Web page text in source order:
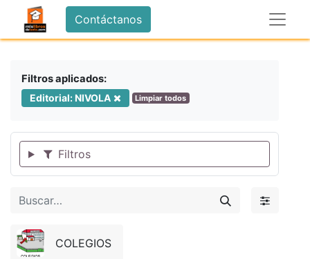
Contáctanos
Filtros aplicados:
Editorial: NIVOLA Limpiar todos
Filtros
COLEGIOS